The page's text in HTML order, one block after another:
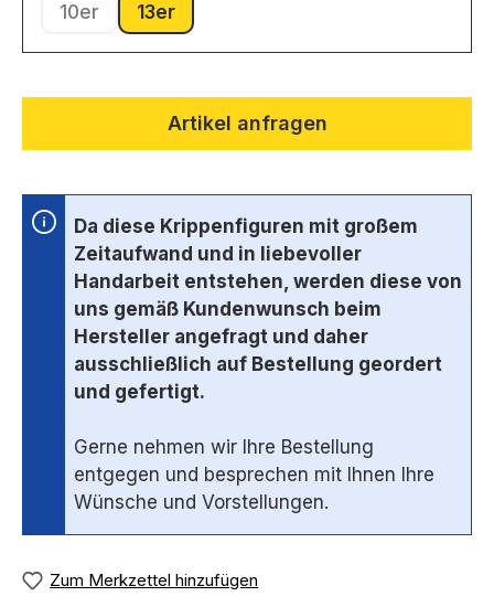
10er
(Diese Option ist zurzeit nicht verfügbar.)
13er
(Diese Option ist zurzeit nicht verfügbar.)
Artikel anfragen
Da diese Krippenfiguren mit großem
Zeitaufwand und in liebevoller
Handarbeit entstehen, werden diese von
uns gemäß Kundenwunsch beim
Hersteller angefragt und daher
ausschließlich auf Bestellung geordert
und gefertigt.
Gerne nehmen wir Ihre Bestellung
entgegen und besprechen mit Ihnen Ihre
Wünsche und Vorstellungen.
Zum Merkzettel hinzufügen